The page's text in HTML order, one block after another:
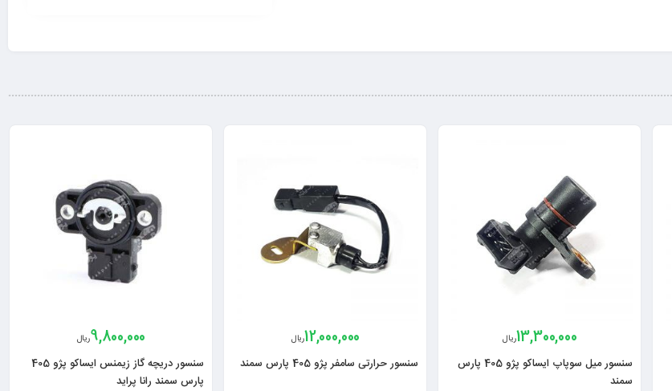
13,300,000ریال
سنسور میل سوپاپ ایساکو پژو 405 پارس
سمند
12,000,000ریال
سنسور حرارتی سامفر پژو 405 پارس سمند
9,800,000ریال
سنسور دریچه گاز زیمنس ایساکو پژو 405
پارس سمند رانا پراید